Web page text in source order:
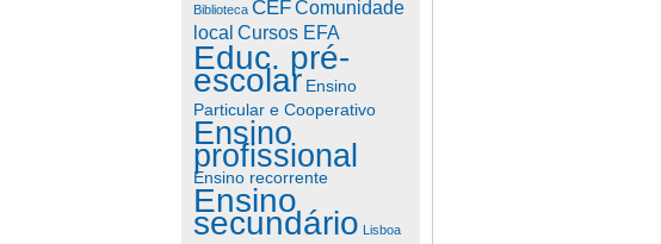
Biblioteca CEFComunidade
local Cursos EFA
Educ. pré-
escolar Ensino
Particular e Cooperativo
Ensino
profissional
Ensino recorrente
Ensino
secundário Lisboa